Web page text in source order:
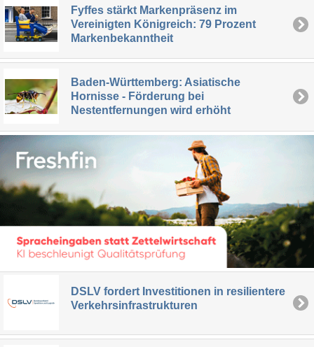
Fyffes stärkt Markenpräsenz im
Vereinigten Königreich: 79 Prozent
Markenbekanntheit
Baden-Württemberg: Asiatische
Hornisse - Förderung bei
Nestentfernungen wird erhöht
DSLV fordert Investitionen in resilientere
Verkehrsinfrastrukturen